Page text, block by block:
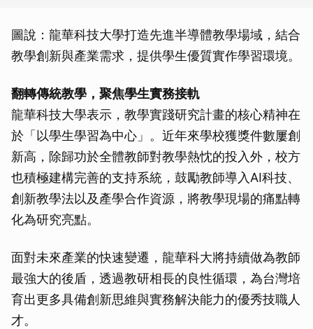
圖說：龍華科技大學打造先進半導體教學場域，結合
教學創新與產業需求，提供學生優質實作學習環境。
翻轉傳統教學，聚焦學生實務接軌
龍華科技大學表示，教學實踐研究計畫的核心精神在
於「以學生學習為中心」。近年來學校獲獎件數屢創
新高，除歸功於全體教師對教學熱忱的投入外，校方
也積極建構完善的支持系統，鼓勵教師導入AI科技、
創新教學法以及產學合作資源，將教學現場的痛點轉
化為研究亮點。
面對未來產業的快速變遷，龍華科大將持續做為教師
最強大的後盾，透過教研相長的良性循環，為台灣培
育出更多具備創新思維與實務解決能力的優秀技職人
才。